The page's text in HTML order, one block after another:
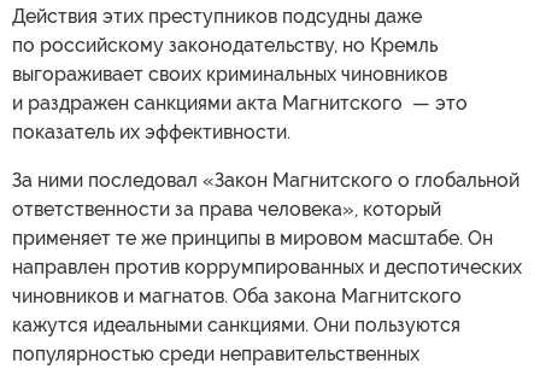
Действия этих преступников подсудны даже
по российскому законодательству, но Кремль
выгораживает своих криминальных чиновников
и раздражен санкциями акта Магнитского — это
показатель их эффективности.
За ними последовал «Закон Магнитского о глобальной
ответственности за права человека», который
применяет те же принципы в мировом масштабе. Он
направлен против коррумпированных и деспотических
чиновников и магнатов. Оба закона Магнитского
кажутся идеальными санкциями. Они пользуются
популярностью среди неправительственных